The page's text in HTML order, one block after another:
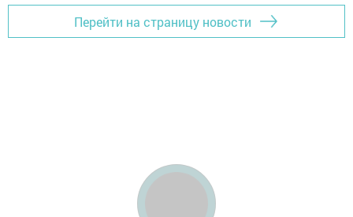
Перейти на страницу новости